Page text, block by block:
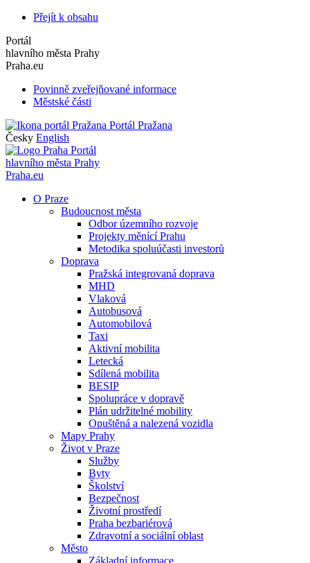
Přejít k obsahu
Portál
hlavního města Prahy
Praha.eu
Povinně zveřejňované informace
Městské části
Portál Pražana
Česky English
Portál
hlavního města Prahy
Praha.eu
O Praze
Budoucnost města
Odbor územního rozvoje
Projekty měnící Prahu
Metodika spoluúčasti investorů
Doprava
Pražská integrovaná doprava
MHD
Vlaková
Autobusová
Automobilová
Taxi
Aktivní mobilita
Letecká
Sdílená mobilita
BESIP
Spolupráce v dopravě
Plán udržitelné mobility
Opuštěná a nalezená vozidla
Mapy Prahy
Život v Praze
Služby
Byty
Školství
Bezpečnost
Životní prostředí
Praha bezbariérová
Zdravotní a sociální oblast
Město
Základní informace